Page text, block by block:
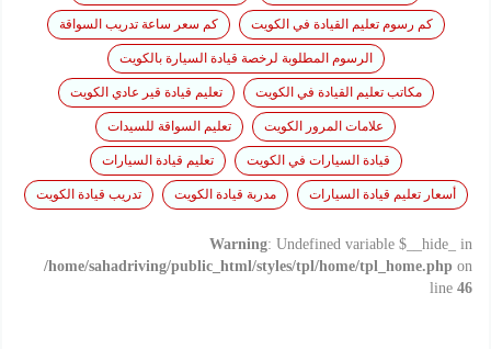
كم رسوم تعليم القيادة في الكويت كم سعر ساعة تدريب السواقة
الرسوم المطلوبة لرخصة قيادة السيارة بالكويت
مكاتب تعليم القيادة في الكويت تعليم قيادة قير عادي الكويت
علامات المرور الكويت تعليم السواقة للسيدات
قيادة السيارات في الكويت تعليم قيادة السيارات
أسعار تعليم قيادة السيارات مدربة قيادة الكويت تدريب قيادة الكويت
Warning: Undefined variable $__hide_ in
/home/sahadriving/public_html/styles/tpl/home/tpl_home.php on
line 46